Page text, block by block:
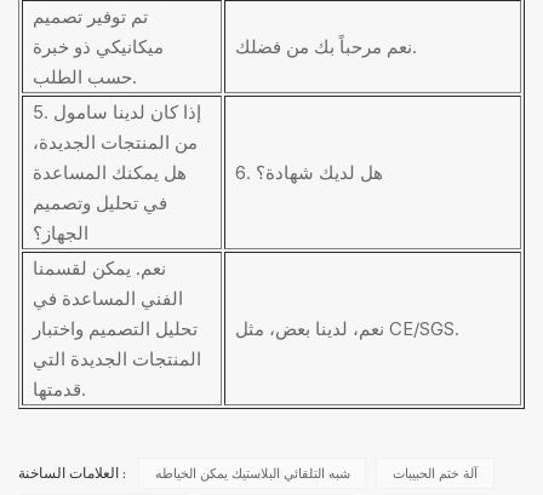
تم توفير تصميم
ميكانيكي ذو خبرة
حسب الطلب.
نعم مرحباً بك من فضلك.
5. إذا كان لدينا سامول
من المنتجات الجديدة،
هل يمكنك المساعدة
في تحليل وتصميم
الجهاز؟
6. هل لديك شهادة؟
نعم. يمكن لقسمنا
الفني المساعدة في
تحليل التصميم واختبار
المنتجات الجديدة التي
قدمتها.
نعم، لدينا بعض، مثل CE/SGS.
العلامات الساخنة : شبه التلقائي البلاستيك يمكن الخياطه آلة ختم الحبيبات